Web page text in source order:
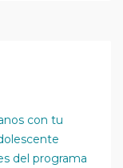
con tu
del programa